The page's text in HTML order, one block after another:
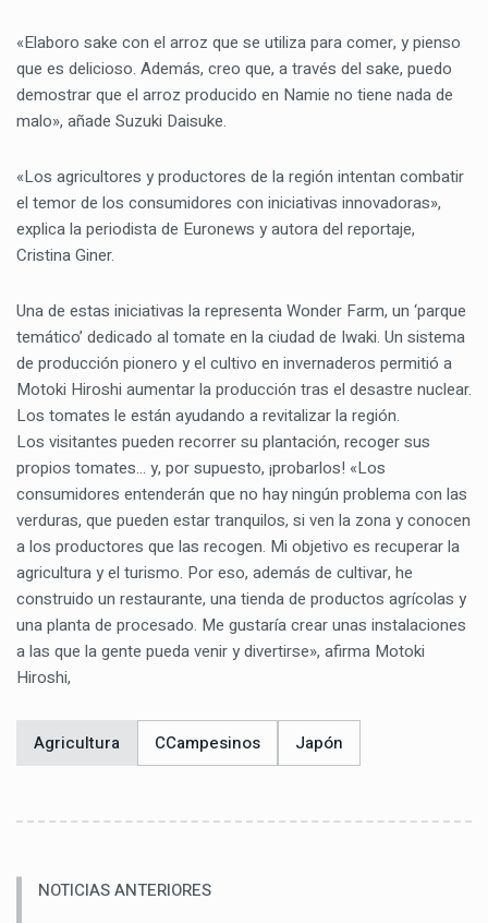
«Elaboro sake con el arroz que se utiliza para comer, y pienso
que es delicioso. Además, creo que, a través del sake, puedo
demostrar que el arroz producido en Namie no tiene nada de
malo», añade Suzuki Daisuke.
«Los agricultores y productores de la región intentan combatir
el temor de los consumidores con iniciativas innovadoras»,
explica la periodista de Euronews y autora del reportaje,
Cristina Giner.
Una de estas iniciativas la representa Wonder Farm, un ‘parque
temático’ dedicado al tomate en la ciudad de Iwaki. Un sistema
de producción pionero y el cultivo en invernaderos permitió a
Motoki Hiroshi aumentar la producción tras el desastre nuclear.
Los tomates le están ayudando a revitalizar la región.
Los visitantes pueden recorrer su plantación, recoger sus
propios tomates… y, por supuesto, ¡probarlos! «Los
consumidores entenderán que no hay ningún problema con las
verduras, que pueden estar tranquilos, si ven la zona y conocen
a los productores que las recogen. Mi objetivo es recuperar la
agricultura y el turismo. Por eso, además de cultivar, he
construido un restaurante, una tienda de productos agrícolas y
una planta de procesado. Me gustaría crear unas instalaciones
a las que la gente pueda venir y divertirse», afirma Motoki
Hiroshi,
Agricultura CCampesinos Japón
NOTICIAS ANTERIORES